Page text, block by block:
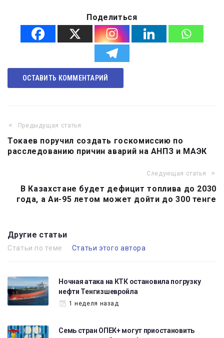
Поделиться
ОСТАВИТЬ КОММЕНТАРИЙ
Предыдущая статья
Токаев поручил создать госкомиссию по
расследованию причин аварий на АНПЗ и МАЭК
Следующая статья
В Казахстане будет дефицит топлива до 2030
года, а Аи-95 летом может дойти до 300 тенге
Другие статьи
Статьи по теме Статьи этого автора
Ночная атака на КТК остановила погрузку
нефти Тенгизшевройла
1 неделя назад
Семь стран ОПЕК+ могут приостановить